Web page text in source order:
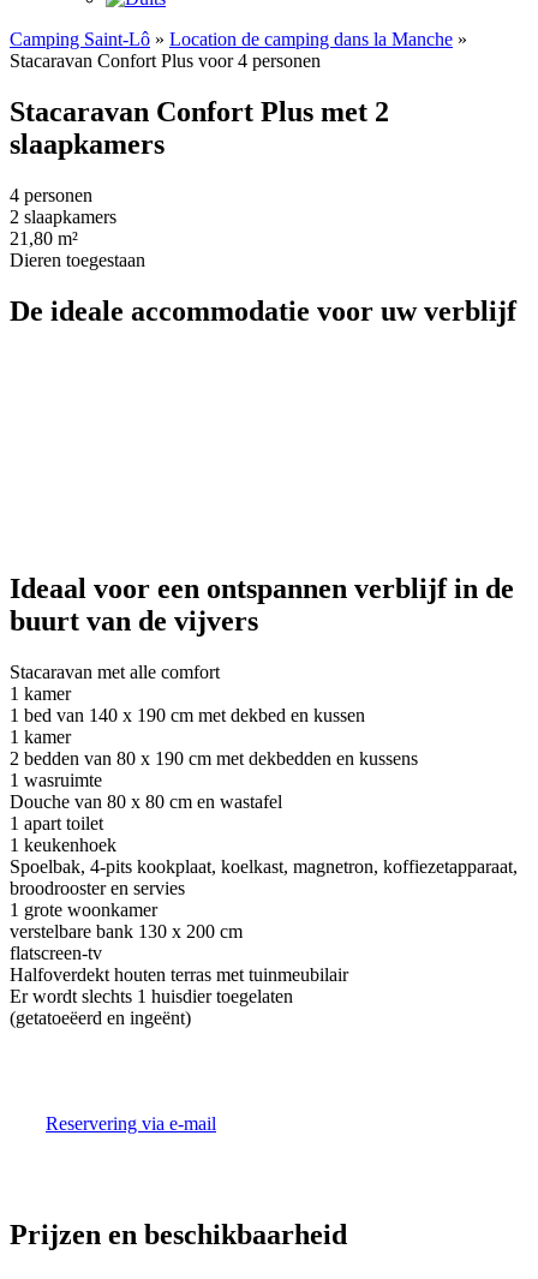
Camping Saint-Lô » Location de camping dans la Manche »
Stacaravan Confort Plus voor 4 personen
Stacaravan Confort Plus met 2
slaapkamers
4 personen
2 slaapkamers
21,80 m²
Dieren toegestaan
De ideale accommodatie voor uw verblijf
Ideaal voor een ontspannen verblijf in de
buurt van de vijvers
Stacaravan met alle comfort
1 kamer
1 bed van 140 x 190 cm met dekbed en kussen
1 kamer
2 bedden van 80 x 190 cm met dekbedden en kussens
1 wasruimte
Douche van 80 x 80 cm en wastafel
1 apart toilet
1 keukenhoek
Spoelbak, 4-pits kookplaat, koelkast, magnetron, koffiezetapparaat,
broodrooster en servies
1 grote woonkamer
verstelbare bank 130 x 200 cm
flatscreen-tv
Halfoverdekt houten terras met tuinmeubilair
Er wordt slechts 1 huisdier toegelaten
(getatoeëerd en ingeënt)
Reservering via e-mail
Prijzen en beschikbaarheid